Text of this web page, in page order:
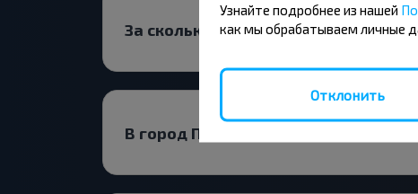
За сколько времени до поездки
В город Полесье, Чечерский р-н
Узнайте подробнее из нашей
как мы обрабатываем личные
Отклонить